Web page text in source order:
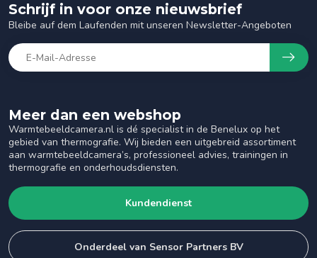
Meer dan een webshop
Warmtebeeldcamera.nl is dé specialist in de Benelux op het
gebied van thermografie. Wij bieden een uitgebreid assortiment
aan warmtebeeldcamera’s, professioneel advies, trainingen in
thermografie en onderhoudsdiensten.
Kundendienst
Onderdeel van Sensor Partners BV
Schrijf in voor onze nieuwsbrief
Bleibe auf dem Laufenden mit unseren Newsletter-Angeboten